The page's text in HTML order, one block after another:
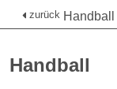
zurück Handball
Handball